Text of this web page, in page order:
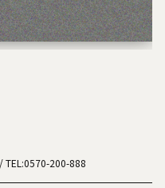
/ TEL:0570-200-888